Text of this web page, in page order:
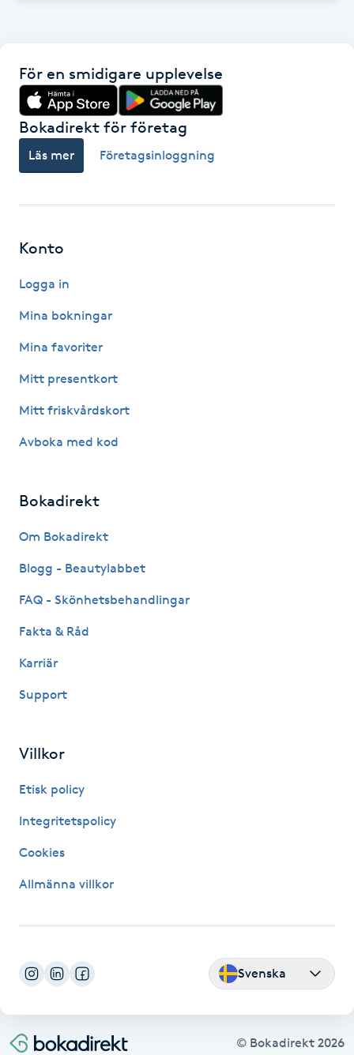
Kroppsinpackning
Kroppspeeling
Lashlift Keratin
LED-ljusterapi
LPG-massage
Luggklippning
Läpptatuering
Makeup
Massage
Medial vägledning
Meditation
För en smidigare upplevelse
Bokadirekt för företag
Läs mer Företagsinloggning
Konto
Logga in
Mina bokningar
Mina favoriter
Mitt presentkort
Mitt friskvårdskort
Avboka med kod
Bokadirekt
Om Bokadirekt
Blogg - Beautylabbet
FAQ - Skönhetsbehandlingar
Fakta & Råd
Karriär
Support
Villkor
Etisk policy
Integritetspolicy
Cookies
Allmänna villkor
Svenska
© Bokadirekt 2026